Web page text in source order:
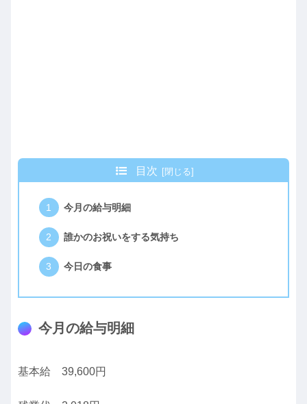
目次
今月の給与明細
誰かのお祝いをする気持ち
今日の食事
今月の給与明細
基本給 39,600円